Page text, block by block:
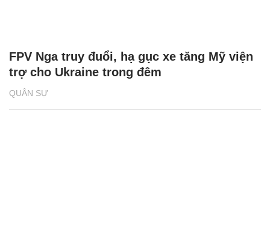
QUÂN SỰ
FPV Nga truy đuổi, hạ gục xe tăng Mỹ viện
trợ cho Ukraine trong đêm